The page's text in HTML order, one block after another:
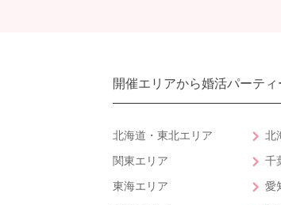
開催エリアから婚活パーテ
北海道・東北エリア 北
関東エリア 千
東海エリア 愛